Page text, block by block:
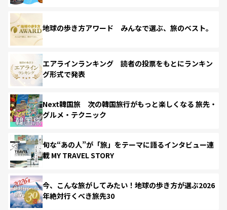
地球の歩き方アワード みんなで選ぶ、旅のベスト。
エアラインランキング 読者の投票をもとにランキン
グ形式で発表
Next韓国旅 次の韓国旅行がもっと楽しくなる 旅先・
グルメ・テクニック
旬な“あの人”が「旅」をテーマに語るインタビュー連
載 MY TRAVEL STORY
今、こんな旅がしてみたい！地球の歩き方が選ぶ2026
年絶対行くべき旅先30